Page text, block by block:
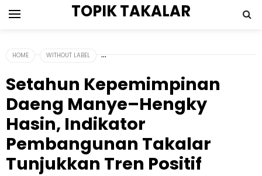
TOPIK TAKALAR
HOME WITHOUT LABEL
Setahun Kepemimpinan
Daeng Manye–Hengky
Hasin, Indikator
Pembangunan Takalar
Tunjukkan Tren Positif